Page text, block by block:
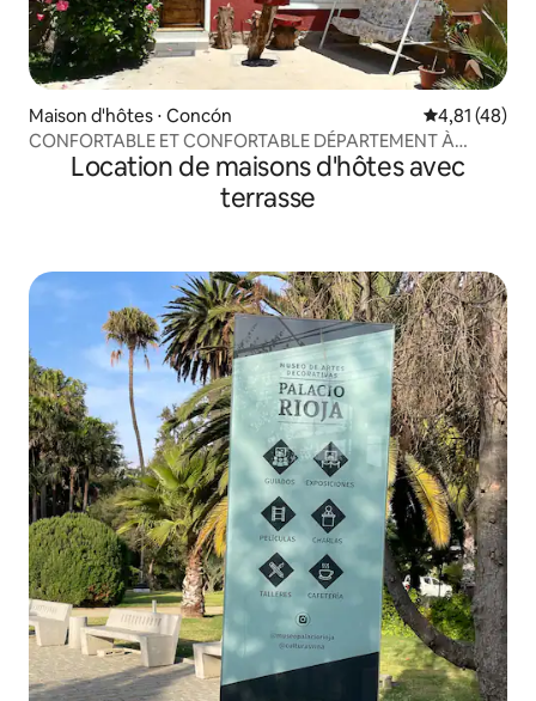
Maison d'hôtes ⋅ Concón Évaluation
4,81 (48)
CONFORTABLE ET CONFORTABLE DÉPARTEMENT À
CONCON À LOUER
Location de maisons d'hôtes avec
terrasse